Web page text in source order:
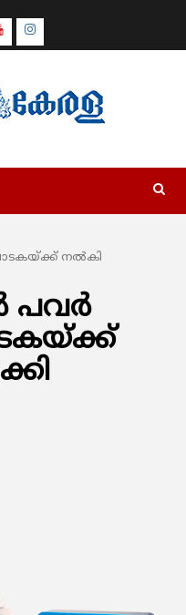
Instagram
നല്‍കി
പവര്‍